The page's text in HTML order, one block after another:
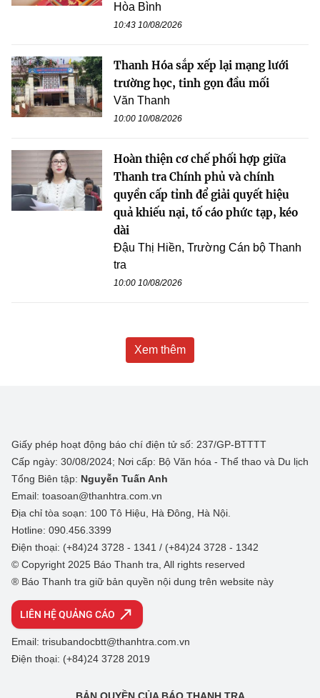
Hòa Bình
10:43 10/08/2026
Thanh Hóa sắp xếp lại mạng lưới
trường học, tinh gọn đầu mối
Văn Thanh
10:00 10/08/2026
Hoàn thiện cơ chế phối hợp giữa
Thanh tra Chính phủ và chính
quyền cấp tỉnh để giải quyết hiệu
quả khiếu nại, tố cáo phức tạp, kéo
dài
Đậu Thị Hiền, Trường Cán bộ Thanh
tra
10:00 10/08/2026
Xem thêm
Giấy phép hoạt động báo chí điện tử số: 237/GP-BTTTT
Cấp ngày: 30/08/2024; Nơi cấp: Bộ Văn hóa - Thể thao và Du lịch
Tổng Biên tập: Nguyễn Tuấn Anh
Email: toasoan@thanhtra.com.vn
Địa chỉ tòa soạn: 100 Tô Hiệu, Hà Đông, Hà Nội.
Hotline: 090.456.3399
Điện thoại: (+84)24 3728 - 1341 / (+84)24 3728 - 1342
© Copyright 2025 Báo Thanh tra, All rights reserved
® Báo Thanh tra giữ bản quyền nội dung trên website này
LIÊN HỆ QUẢNG CÁO
Email: trisubandocbtt@thanhtra.com.vn
Điện thoại: (+84)24 3728 2019